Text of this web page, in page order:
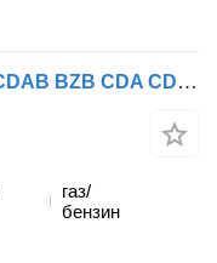
Двигун Volkswagen CDA CDAA CDAB BZB CDA CDAA CDAB 1 до автомобіля Volkswagen AUDI TT 1,8 TFSI, SEAT Altea, Toledo, Leon, Alhambra 1,8 TSI, VOLKSWAGEN Golf VI Golf VI, Passat CC, Passat V, Passat VI, Passat CC 1,8 TSI, ŠKODA Octavia II, Superb II, Yeti 1,8 TSI
газ/
бензин